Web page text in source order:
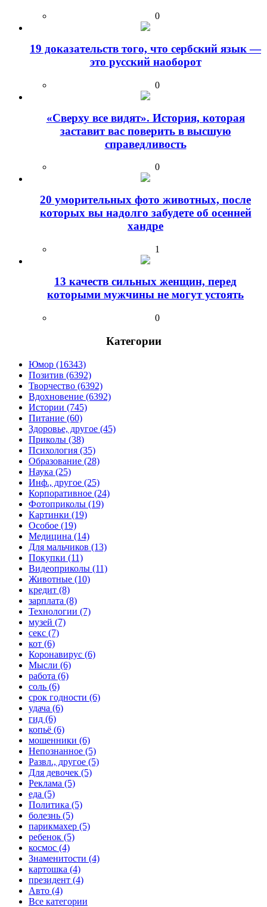
0
19 доказательств того, что сербский язык —
это русский наоборот
0
«Сверху все видят». История, которая
заставит вас поверить в высшую
справедливость
0
20 уморительных фото животных, после
которых вы надолго забудете об осенней
хандре
1
13 качеств сильных женщин, перед
которыми мужчины не могут устоять
0
Категории
Юмор (16343)
Позитив (6392)
Творчество (6392)
Вдохновение (6392)
Истории (745)
Питание (60)
Здоровье, другое (45)
Приколы (38)
Психология (35)
Образование (28)
Наука (25)
Инф., другое (25)
Корпоративное (24)
Фотоприколы (19)
Картинки (19)
Особое (19)
Медицина (14)
Для мальчиков (13)
Покупки (11)
Видеоприколы (11)
Животные (10)
кредит (8)
зарплата (8)
Технологии (7)
музей (7)
секс (7)
кот (6)
Коронавирус (6)
Мысли (6)
работа (6)
соль (6)
срок годности (6)
удача (6)
гид (6)
копьё (6)
мошенники (6)
Непознанное (5)
Развл., другое (5)
Для девочек (5)
Реклама (5)
еда (5)
Политика (5)
болезнь (5)
парикмахер (5)
ребенок (5)
космос (4)
Знаменитости (4)
картошка (4)
президент (4)
Авто (4)
Все категории